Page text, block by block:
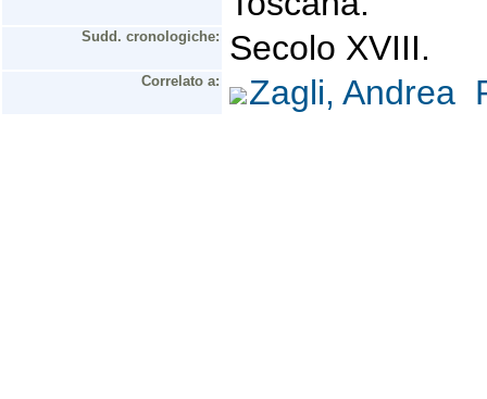
Sudd. cronologiche: Secolo XVIII.
Correlato a: Zagli, Andrea